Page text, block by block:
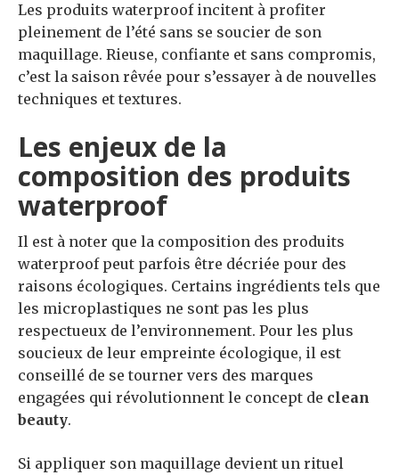
Les produits waterproof incitent à profiter
pleinement de l’été sans se soucier de son
maquillage. Rieuse, confiante et sans compromis,
c’est la saison rêvée pour s’essayer à de nouvelles
techniques et textures.
Les enjeux de la
composition des produits
waterproof
Il est à noter que la composition des produits
waterproof peut parfois être décriée pour des
raisons écologiques. Certains ingrédients tels que
les microplastiques ne sont pas les plus
respectueux de l’environnement. Pour les plus
soucieux de leur empreinte écologique, il est
conseillé de se tourner vers des marques
engagées qui révolutionnent le concept de clean
beauty.
Si appliquer son maquillage devient un rituel